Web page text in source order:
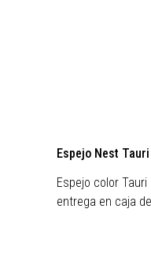
Espejo Nest Tauri
Espejo color
entrega en caja